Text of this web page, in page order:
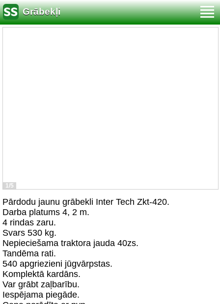
Grābekļi
1/5
Pārdodu jaunu grābekli Inter Tech Zkt-420.
Darba platums 4, 2 m.
4 rindas zaru.
Svars 530 kg.
Nepieciešama traktora jauda 40zs.
Tandēma rati.
540 apgriezieni jūgvārpstas.
Komplektā kardāns.
Var grābt zaļbarību.
Iespējama piegāde.